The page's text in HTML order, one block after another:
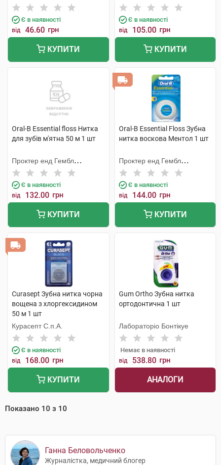
Є в наявності
від 46.60 грн
КУПИТИ
Є в наявності
від 105.00 грн
КУПИТИ
Oral-B Essential floss Нитка
для зубів м'ятна 50 м 1 шт
Проктер енд Гембл
Меньюфекчурінг
Є в наявності
від 132.00 грн
КУПИТИ
Oral-B Essential Floss Зубна
нитка воскова Ментол 1 шт
Проктер енд Гембл
Меньюфекчурінг
Є в наявності
від 144.00 грн
КУПИТИ
Curasept Зубна нитка чорна
вощена з хлоргексидином
50 м 1 шт
Курасепт С.п.А.
Є в наявності
від 168.00 грн
КУПИТИ
Gum Ortho Зубна нитка
ортодонтична 1 шт
Лабораторіо Бонтікуе
Немає в наявності
від 538.80 грн
АНАЛОГИ
Показано 10 з 10
Ганна Беловольченко
Журналістка, медичний блогер